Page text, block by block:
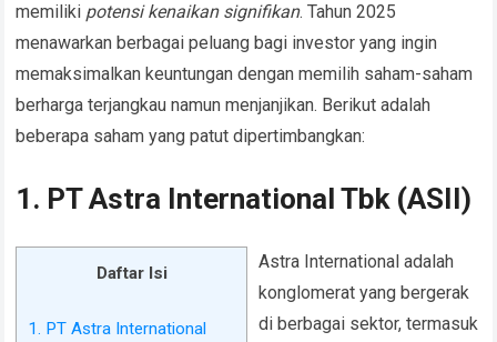
memiliki potensi kenaikan signifikan. Tahun 2025
menawarkan berbagai peluang bagi investor yang ingin
memaksimalkan keuntungan dengan memilih saham-saham
berharga terjangkau namun menjanjikan. Berikut adalah
beberapa saham yang patut dipertimbangkan:
1. PT Astra International Tbk (ASII)
Daftar Isi
1. PT Astra International
Astra International adalah
konglomerat yang bergerak
di berbagai sektor, termasuk